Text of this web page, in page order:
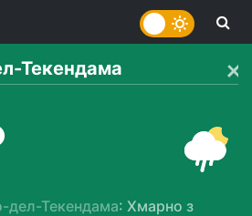
Текендама
дел-Текендама: Хмарно з